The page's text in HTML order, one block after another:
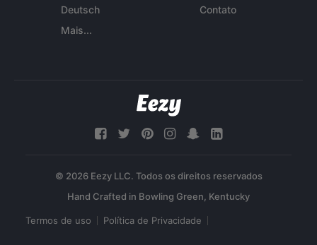
Deutsch
Mais...
Contato
© 2026 Eezy LLC. Todos os direitos reservados
Termos de uso Política de Privacidade